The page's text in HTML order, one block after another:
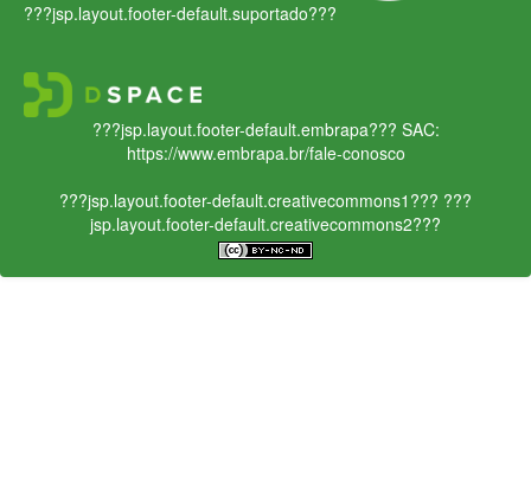
???jsp.layout.footer-default.suportado???
???jsp.layout.footer-default.embrapa??? SAC:
https://www.embrapa.br/fale-conosco
???jsp.layout.footer-default.creativecommons1??? ???
jsp.layout.footer-default.creativecommons2???